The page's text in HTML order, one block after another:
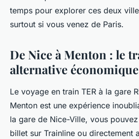
temps pour explorer ces deux
surtout si vous venez de Paris.
De Nice à Menton : le
alternative économique
Le voyage en train TER à la gare
Menton est une expérience
la gare de Nice-Ville, vous
billet sur Trainline ou directement